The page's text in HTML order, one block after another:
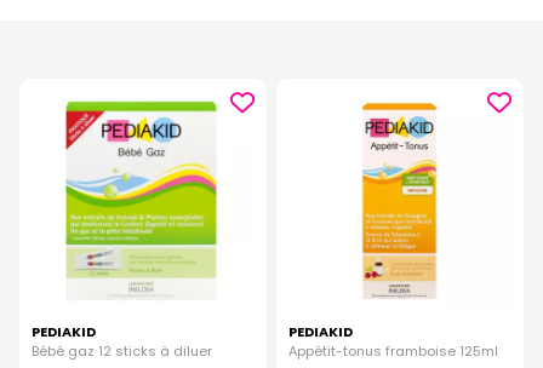
PEDIAKID
Bébé gaz 12 sticks à diluer
PEDIAKID
Appétit-tonus framboise 125ml